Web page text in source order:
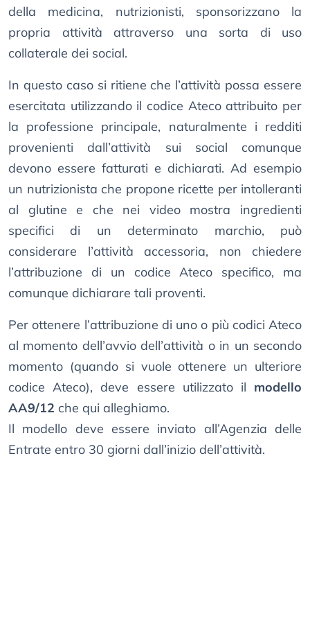
della medicina, nutrizionisti, sponsorizzano la
propria attività attraverso una sorta di uso
collaterale dei social.
In questo caso si ritiene che l’attività possa essere
esercitata utilizzando il codice Ateco attribuito per
la professione principale, naturalmente i redditi
provenienti dall’attività sui social comunque
devono essere fatturati e dichiarati. Ad esempio
un nutrizionista che propone ricette per intolleranti
al glutine e che nei video mostra ingredienti
specifici di un determinato marchio, può
considerare l’attività accessoria, non chiedere
l’attribuzione di un codice Ateco specifico, ma
comunque dichiarare tali proventi.
Per ottenere l’attribuzione di uno o più codici Ateco
al momento dell’avvio dell’attività o in un secondo
momento (quando si vuole ottenere un ulteriore
codice Ateco), deve essere utilizzato il modello
AA9/12 che qui alleghiamo.
Il modello deve essere inviato all’Agenzia delle
Entrate entro 30 giorni dall’inizio dell’attività.